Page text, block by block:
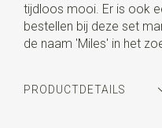
tijdloos mooi. Er is ook
bestellen bij deze set
de naam 'Miles' in het
PRODUCTDETAILS